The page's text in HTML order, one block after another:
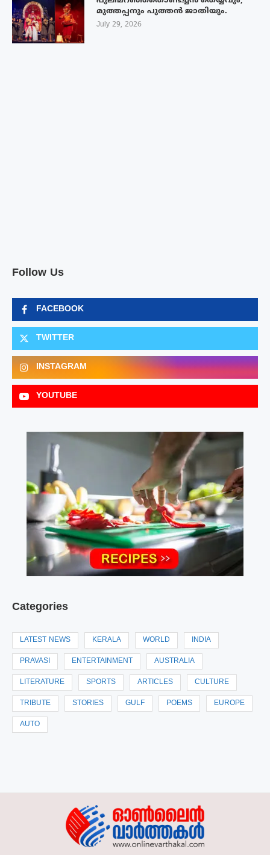
മുത്തപ്പനും പുത്തൻ ജാതിയും.
July 29, 2026
Follow Us
FACEBOOK
TWITTER
INSTAGRAM
YOUTUBE
Categories
LATEST NEWS KERALA WORLD INDIA
PRAVASI ENTERTAINMENT AUSTRALIA
LITERATURE SPORTS ARTICLES CULTURE
TRIBUTE STORIES GULF POEMS EUROPE
AUTO